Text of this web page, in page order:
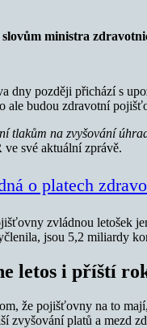
ministra
dny později přichází s
ale budou zdravotní
tlakům na zvyšování
ve své aktuální zprávě.
o platech
zvládnou letošek
jsou 5,2 miliardy
letos i příští
že pojišťovny na to
zvyšování platů a mezd